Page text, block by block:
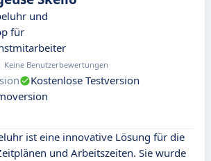
und
für
Keine Benutzerbewertungen
Kostenlose Testversion
ist eine innovative Lösung für die
und Arbeitszeiten. Sie wurde